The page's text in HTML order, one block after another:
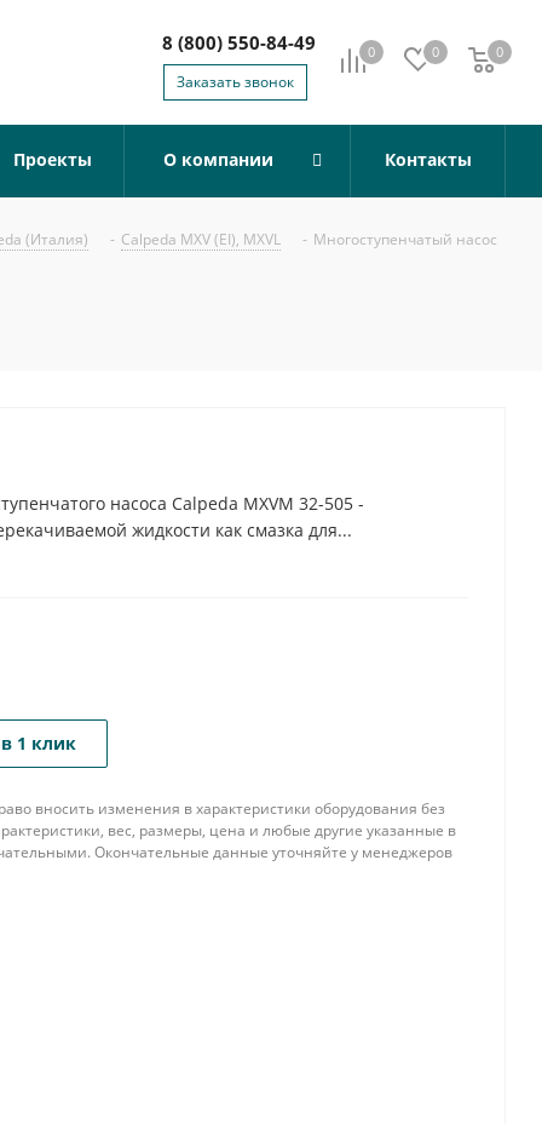
0 0 0
0
8 (800) 550-84-49
Заказать звонок
Проекты О компании Контакты
(Италия) - Calpeda MXV (EI), MXVL - Многоступенчатый насос
насоса Calpeda MXVM 32-505 -
жидкости как смазка для...
1 клик
вносить изменения в характеристики оборудования без
вес, размеры, цена и любые другие указанные в
Окончательные данные уточняйте у менеджеров